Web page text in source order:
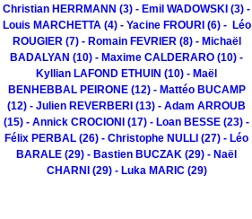
Christian HERRMANN (3) - Emil WADOWSKI (3) -
Louis MARCHETTA (4) - Yacine FROURI (6) - Léo
ROUGIER (7) - Romain FEVRIER (8) - Michaël
BADALYAN (10) - Maxime CALDERARO (10) -
Kyllian LAFOND ETHUIN (10) - Maël
BENHEBBAL PEIRONE (12) - Mattéo BUCAMP
(12) - Julien REVERBERI (13) - Adam ARROUB
(15) - Annick CROCIONI (17) - Loan BESSE (23) -
Félix PERBAL (26) - Christophe NULLI (27) - Léo
BARALE (29) - Bastien BUCZAK (29) - Naël
CHARNI (29) - Luka MARIC (29)